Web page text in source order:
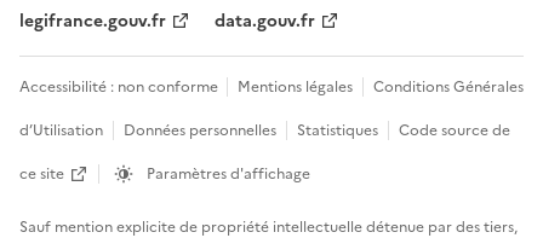
legifrance.gouv.fr
data.gouv.fr
Accessibilité : non conforme Mentions légales
Conditions Générales
d’Utilisation
Données personnelles Statistiques
Code source de
ce site
Paramètres d'affichage
Sauf mention explicite de propriété intellectuelle détenue par des tiers,